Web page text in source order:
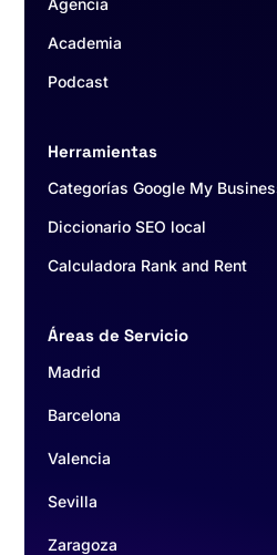
Academia
Podcast
Herramientas
Categorías Google My
Diccionario SEO local
Calculadora Rank and Rent
Áreas de Servicio
Madrid
Barcelona
Valencia
Sevilla
Zaragoza